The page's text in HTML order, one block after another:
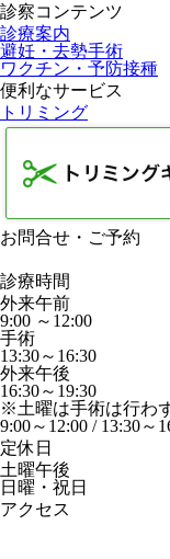
診察コンテンツ
診療案内
避妊・去勢手術
ワクチン・予防接種
便利なサービス
トリミング
お問合せ・ご予約
診療時間
外来午前
9:00 ～12:00
手術
13:30～16:30
外来午後
16:30～19:30
※土曜は手術は行わ
9:00～12:00 / 13:30～
定休日
土曜午後
日曜・祝日
アクセス